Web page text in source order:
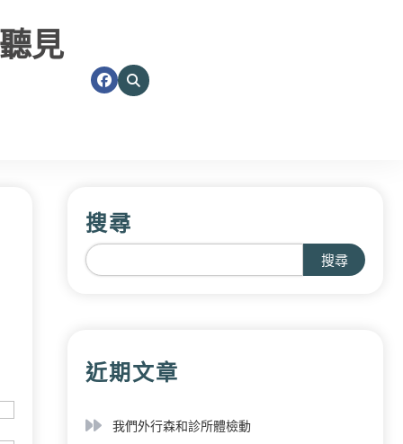
見
搜尋
搜尋
近期文章
我們外行森和診所體檢動